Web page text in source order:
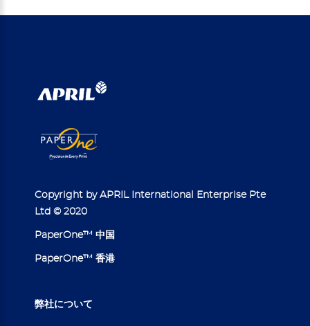
Copyright by APRIL International Enterprise Pte
Ltd © 2020
PaperOne™ 中国
PaperOne™ 香港
弊社について